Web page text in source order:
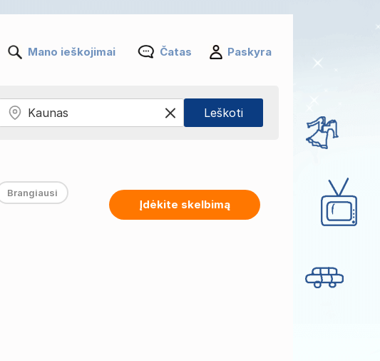
Mano ieškojimai Čatas Paskyra
Brangiausi
Įdėkite skelbimą